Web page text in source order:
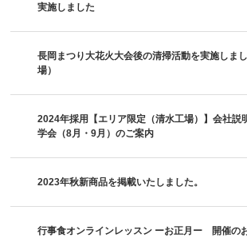
実施しました
長岡まつり大花火大会後の清掃活動を実施しま
場）
2024年採用【エリア限定（清水工場）】会社説
学会（8月・9月）のご案内
2023年秋新商品を掲載いたしました。
行事食オンラインレッスン ーお正月ー 開催の